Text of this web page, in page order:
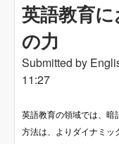
英語教育
の力
Submitted by
11:27
英語教育の領域では、暗
方法は、よりダイナミッ